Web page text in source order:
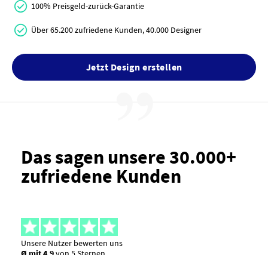
100% Preisgeld-zurück-Garantie
Über 65.200 zufriedene Kunden, 40.000 Designer
Jetzt Design erstellen
Das sagen unsere 30.000+
zufriedene Kunden
Unsere Nutzer bewerten uns